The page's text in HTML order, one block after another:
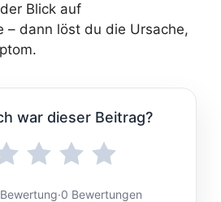
Blick auf
– dann löst du die Ursache,
war dieser Beitrag?
·0 Bewertungen